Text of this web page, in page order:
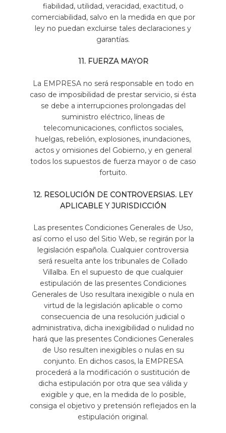
fiabilidad, utilidad, veracidad, exactitud, o
comerciabilidad, salvo en la medida en que por
ley no puedan excluirse tales declaraciones y
garantías.
11. FUERZA MAYOR
La EMPRESA no será responsable en todo en
caso de imposibilidad de prestar servicio, si ésta
se debe a interrupciones prolongadas del
suministro eléctrico, líneas de
telecomunicaciones, conflictos sociales,
huelgas, rebelión, explosiones, inundaciones,
actos y omisiones del Gobierno, y en general
todos los supuestos de fuerza mayor o de caso
fortuito.
12. RESOLUCIÓN DE CONTROVERSIAS. LEY
APLICABLE Y JURISDICCIÓN
Las presentes Condiciones Generales de Uso,
así como el uso del Sitio Web, se regirán por la
legislación española. Cualquier controversia
será resuelta ante los tribunales de Collado
Villalba. En el supuesto de que cualquier
estipulación de las presentes Condiciones
Generales de Uso resultara inexigible o nula en
virtud de la legislación aplicable o como
consecuencia de una resolución judicial o
administrativa, dicha inexigibilidad o nulidad no
hará que las presentes Condiciones Generales
de Uso resulten inexigibles o nulas en su
conjunto. En dichos casos, la EMPRESA
procederá a la modificación o sustitución de
dicha estipulación por otra que sea válida y
exigible y que, en la medida de lo posible,
consiga el objetivo y pretensión reflejados en la
estipulación original.